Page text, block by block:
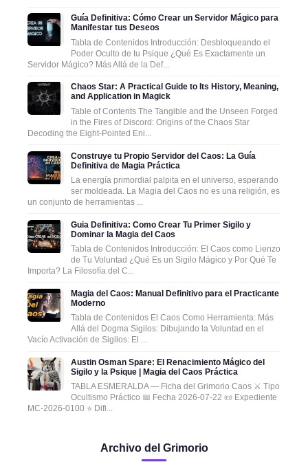
Guía Definitiva: Cómo Crear un Servidor Mágico para
Manifestar tus Deseos
Tabla de Contenidos Introducción: Desbloqueando el
Poder Oculto de tu Psique ¿Qué Es Exactamente un
Servidor Mágico? Más Allá de la Def...
Chaos Star: A Practical Guide to Its History, Meaning,
and Application in Magick
Table of Contents The Tangible and the Unseen Forged
in the Fires of Discord: Origins of the Chaos Star
Decoding the Eight-Pointed Eni...
Construye tu Propio Servidor del Caos: La Guía
Definitiva de Magia Práctica
La energía primordial palpita en el universo, esperando
ser moldeada. La Magia del Caos no es una religión, es
un conjunto de herramientas ...
Guia Definitiva: Como Crear Tu Primer Sigilo y
Dominar la Magia del Caos
Tabla de Contenidos Introducción: El Caos como Lienzo
de Tu Voluntad ¿Qué Es un Sigilo Mágico y Por Qué Te
Importa? La Filosofía del C...
Magia del Caos: Manual Definitivo para el Practicante
Moderno
Tabla de Contenidos El Caos Como Herramienta: Más
Allá del Dogma Sigilos: Dibujando la Voluntad en el
Vacío Activación de Sigilos: El ...
Austin Osman Spare: El Renacimiento Mágico del
Sigilo y la Psique | Magia del Caos Práctica
TABLA ESMERALDA — Ficha del Grimorio Caos ⚔️ Tipo
Ocultismo Práctico 📅 Fecha 2026-07-22 📜 Expediente
MC-2026-0100 ⭐ Difi...
Archivo del Grimorio